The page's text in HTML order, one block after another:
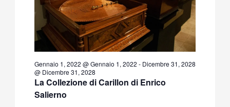
La Collezione di Carillon di Enrico
Salierno
Gennaio 1, 2022 @ Gennaio 1, 2022 - Dicembre 31, 2028
@ Dicembre 31, 2028